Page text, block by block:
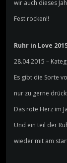
wir auch dieses
Fest rocken!!
Ruhr in Love
28.04.2015 –
Es gibt die Sorte
nur zu gerne
Das rote Herz im
Und ein teil der
wieder mit am